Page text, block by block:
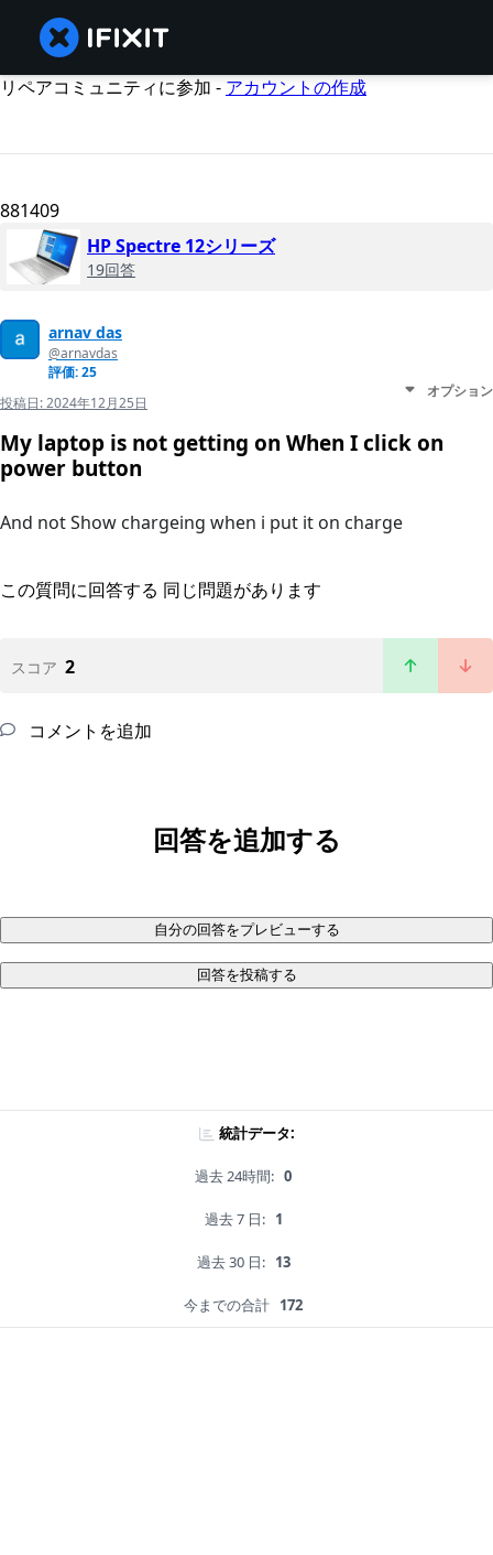
リペアコミュニティに参加 - アカウントの作成
881409
HP Spectre 12シリーズ
19回答
arnav das
@arnavdas
評価: 25
投稿日:2024年12月25日
オプション
My laptop is not getting on When I click on
power button
And not Show chargeing when i put it on charge
この質問に回答する 同じ問題があります
スコア 2
コメントを追加
回答を追加する
自分の回答をプレビューする
回答を投稿する
統計データ:
過去 24時間: 0
過去 7 日: 1
過去 30 日: 13
今までの合計 172